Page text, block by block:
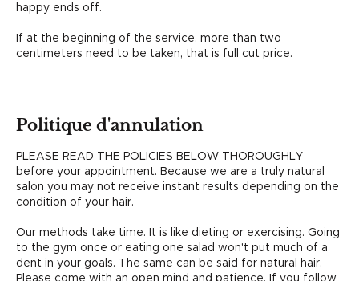
happy ends off.
If at the beginning of the service, more than two
centimeters need to be taken, that is full cut price.
Politique d'annulation
PLEASE READ THE POLICIES BELOW THOROUGHLY
before your appointment. Because we are a truly natural
salon you may not receive instant results depending on the
condition of your hair.
Our methods take time. It is like dieting or exercising. Going
to the gym once or eating one salad won't put much of a
dent in your goals. The same can be said for natural hair.
Please come with an open mind and patience. If you follow